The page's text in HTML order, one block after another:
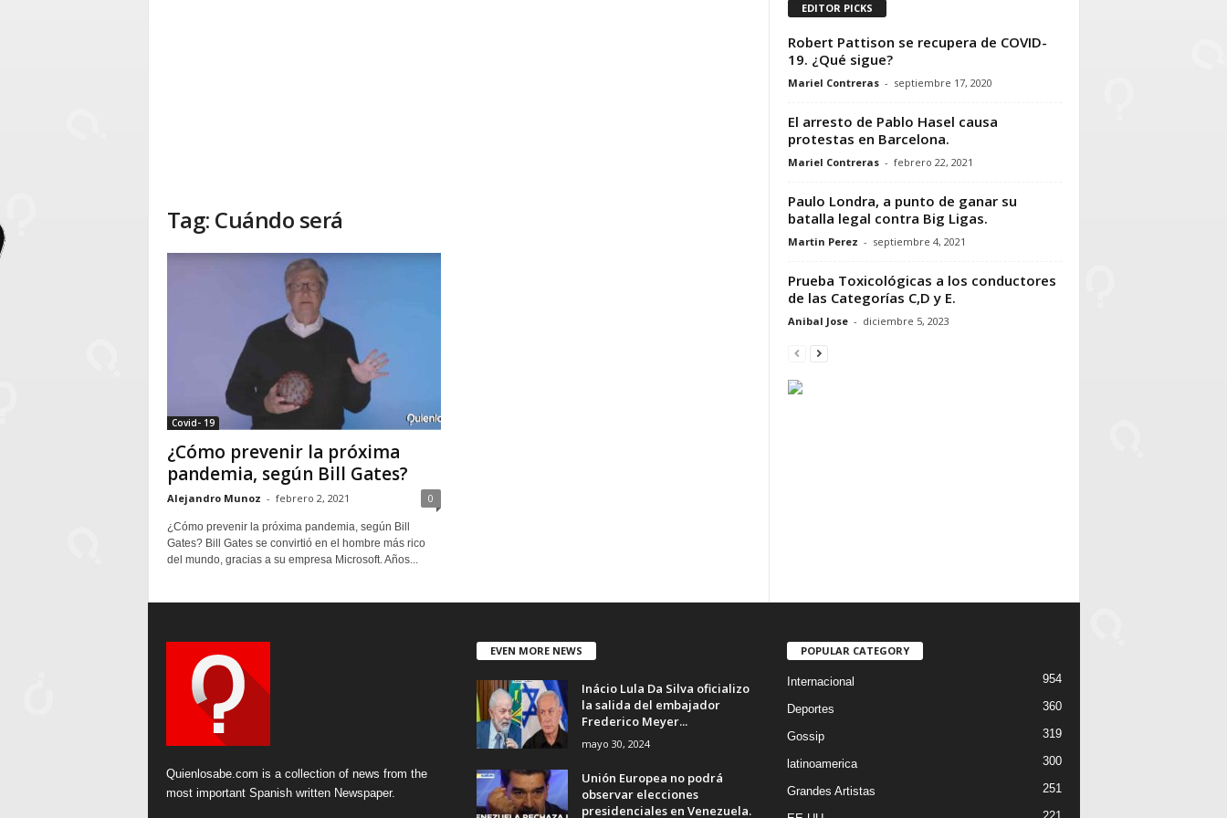
Tag: Cuándo será
Covid- 19
¿Cómo prevenir la próxima
pandemia, según Bill Gates?
Alejandro Munoz - febrero 2, 2021 0
¿Cómo prevenir la próxima pandemia, según Bill
Gates? Bill Gates se convirtió en el hombre más rico
del mundo, gracias a su empresa Microsoft. Años...
EDITOR PICKS
Robert Pattison se recupera de COVID-
19. ¿Qué sigue?
Mariel Contreras - septiembre 17, 2020
El arresto de Pablo Hasel causa
protestas en Barcelona.
Mariel Contreras - febrero 22, 2021
Paulo Londra, a punto de ganar su
batalla legal contra Big Ligas.
Martin Perez - septiembre 4, 2021
Prueba Toxicológicas a los conductores
de las Categorías C,D y E.
Anibal Jose - diciembre 5, 2023
Quienlosabe.com is a collection of news from the
most important Spanish written Newspaper.
EVEN MORE NEWS
Inácio Lula Da Silva oficializo
la salida del embajador
Frederico Meyer...
mayo 30, 2024
Unión Europea no podrá
observar elecciones
presidenciales en Venezuela.
POPULAR CATEGORY
Internacional 954
Deportes 360
Gossip 319
latinoamerica 300
Grandes Artistas 251